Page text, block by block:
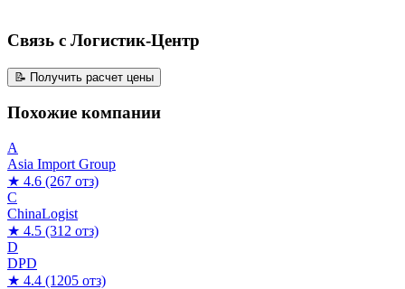
Связь с Логистик-Центр
📝 Получить расчет цены
Похожие компании
A
Asia Import Group
★ 4.6 (267 отз)
C
ChinaLogist
★ 4.5 (312 отз)
D
DPD
★ 4.4 (1205 отз)